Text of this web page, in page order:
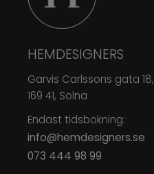
HEMDESIGNERS
Garvis Carlssons gata 18,
169 41, Solna
Endast tidsbokning:
info@hemdesigners.se
073 444 98 99